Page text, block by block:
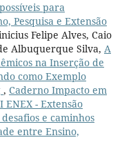
para
Pesquisa e Extensão
Felipe Alves, Caio
Albuquerque Silva, A
na Inserção de
como Exemplo
, Caderno Impacto em
ENEX - Extensão
e caminhos
entre Ensino,